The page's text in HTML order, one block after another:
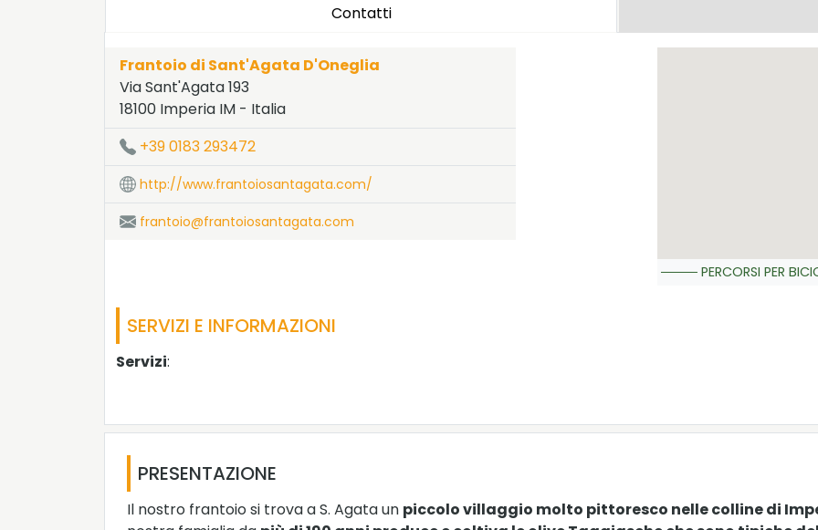
Contatti
Frantoio di Sant'Agata D'Oneglia
Via Sant'Agata 193
18100 Imperia IM - Italia
LAT:43.9- LNG:8.02
+39 0183 293472
http://www.frantoiosantagata.com/
frantoio@frantoiosantagata.com
PERCORSI PER
SERVIZI E INFORMAZIONI
Servizi:
PRESENTAZIONE
Il nostro frantoio si trova a S. Agata un piccolo villaggio molto pittoresco nelle colline di